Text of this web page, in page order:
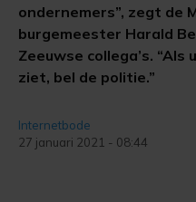
ondernemers”, zegt de
burgemeester Harald
Zeeuwse collega’s.
ziet, bel de politie.”
Internetbode
27 januari 2021 - 08:44